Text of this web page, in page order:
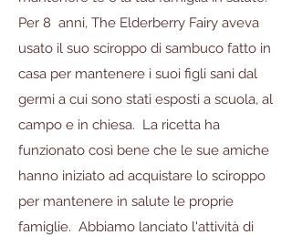
Per 8 anni, The Elderberry Fairy aveva
usato il suo sciroppo di sambuco fatto in
casa per mantenere i suoi figli sani dal
germi a cui sono stati esposti a scuola, al
campo e in chiesa. La ricetta ha
funzionato così bene che le sue amiche
hanno iniziato ad acquistare lo sciroppo
per mantenere in salute le proprie
famiglie. Abbiamo lanciato l'attività di